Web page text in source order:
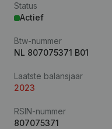
Status
Actief
Btw-nummer
NL 807075371 B01
Laatste balansjaar
2023
RSIN-nummer
807075371